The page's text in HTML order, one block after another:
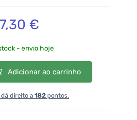
7,30 €
- envio hoje
Adicionar ao carrinho
direito a182 pontos.